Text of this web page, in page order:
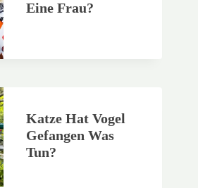
Eine Frau?
Katze Hat Vogel
Gefangen Was
Tun?